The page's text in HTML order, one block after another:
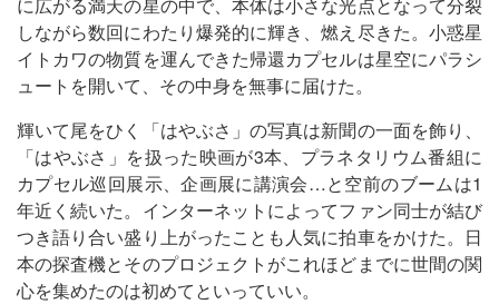
しながら数回にわたり爆発的に輝き、燃え尽きた。小惑星
イトカワの物質を運んできた帰還カプセルは星空にパラシ
ュートを開いて、その中身を無事に届けた。
輝いて尾をひく「はやぶさ」の写真は新聞の一面を飾り、
「はやぶさ」を扱った映画が3本、プラネタリウム番組に
カプセル巡回展示、企画展に講演会…と空前のブームは1
年近く続いた。インターネットによってファン同士が結び
つき語り合い盛り上がったことも人気に拍車をかけた。日
本の探査機とそのプロジェクトがこれほどまでに世間の関
心を集めたのは初めてといっていい。